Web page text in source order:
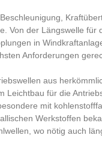
Von der Längswelle für
in
Anforderungen
aus
Leichtbau für die
mit
Werkstoffen
wo nötig auch